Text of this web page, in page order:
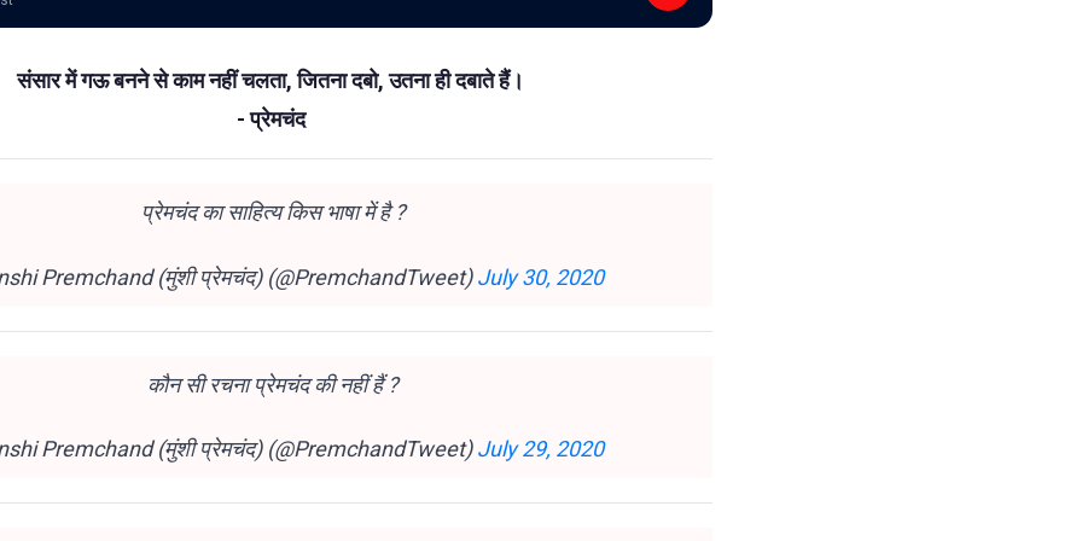
संसार में गऊ बनने से काम नहीं चलता, जितना दबो, उतना ही दबाते हैं।
- प्रेमचंद
प्रेमचंद का साहित्य किस भाषा में है ?
Premchand (मुंशी प्रेमचंद) (@PremchandTweet)July 30, 2020
कौन सी रचना प्रेमचंद की नहीं हैं ?
Premchand (मुंशी प्रेमचंद) (@PremchandTweet)July 29, 2020